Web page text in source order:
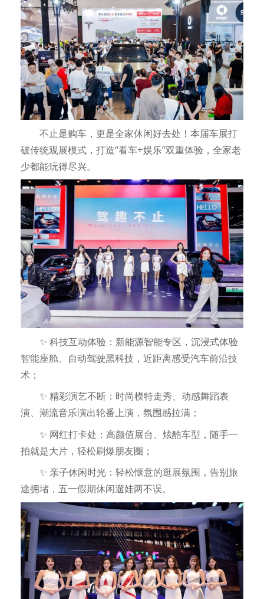
不止是购车，更是全家休闲好去处！本届车展打
破传统观展模式，打造“看车+娱乐”双重体验，全家老
少都能玩得尽兴。
✨ 科技互动体验：新能源智能专区，沉浸式体验
智能座舱、自动驾驶黑科技，近距离感受汽车前沿技
术；
✨ 精彩演艺不断：时尚模特走秀、动感舞蹈表
演、潮流音乐演出轮番上演，氛围感拉满；
✨ 网红打卡处：高颜值展台、炫酷车型，随手一
拍就是大片，轻松刷爆朋友圈；
✨ 亲子休闲时光：轻松惬意的逛展氛围，告别旅
途拥堵，五一假期休闲遛娃两不误。